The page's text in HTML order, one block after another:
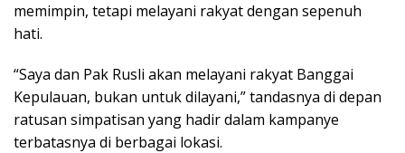
memimpin, tetapi melayani rakyat dengan sepenuh
hati.
“Saya dan Pak Rusli akan melayani rakyat Banggai
Kepulauan, bukan untuk dilayani,” tandasnya di depan
ratusan simpatisan yang hadir dalam kampanye
terbatasnya di berbagai lokasi.